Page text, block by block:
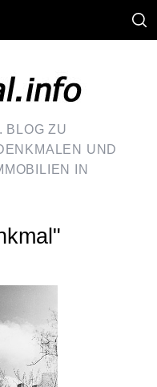
BLOG ZU
UND
IN